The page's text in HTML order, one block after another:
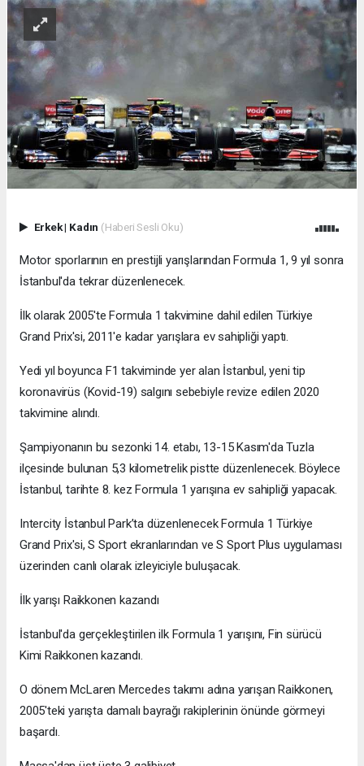
Erkek| Kadın (Haberi Sesli Oku)
Motor sporlarının en prestijli yarışlarından Formula 1, 9 yıl sonra
İstanbul'da tekrar düzenlenecek.
İlk olarak 2005'te Formula 1 takvimine dahil edilen Türkiye
Grand Prix'si, 2011'e kadar yarışlara ev sahipliği yaptı.
Yedi yıl boyunca F1 takviminde yer alan İstanbul, yeni tip
koronavirüs (Kovid-19) salgını sebebiyle revize edilen 2020
takvimine alındı.
Şampiyonanın bu sezonki 14. etabı, 13-15 Kasım'da Tuzla
ilçesinde bulunan 5,3 kilometrelik pistte düzenlenecek. Böylece
İstanbul, tarihte 8. kez Formula 1 yarışına ev sahipliği yapacak.
Intercity İstanbul Park’ta düzenlenecek Formula 1 Türkiye
Grand Prix'si, S Sport ekranlarından ve S Sport Plus uygulaması
üzerinden canlı olarak izleyiciyle buluşacak.
İlk yarışı Raikkonen kazandı
İstanbul'da gerçekleştirilen ilk Formula 1 yarışını, Fin sürücü
Kimi Raikkonen kazandı.
O dönem McLaren Mercedes takımı adına yarışan Raikkonen,
2005'teki yarışta damalı bayrağı rakiplerinin önünde görmeyi
başardı.